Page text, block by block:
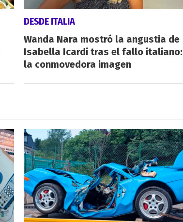
DESDE ITALIA
Wanda Nara mostró la angustia de
Isabella Icardi tras el fallo italiano:
la conmovedora imagen